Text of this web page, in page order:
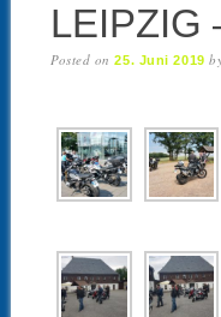
LEIPZIG
Posted on25. Juni 2019